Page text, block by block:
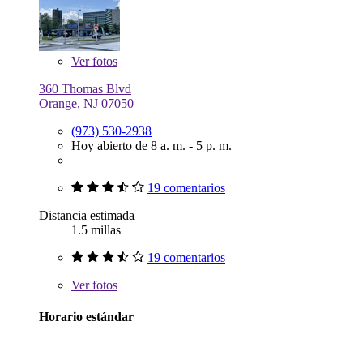
Verfotos
360 Thomas Blvd
Orange, NJ 07050
(973) 530-2938
Hoy abierto de 8 a. m. - 5 p. m.
19 comentarios
Distancia estimada
1.5 millas
19 comentarios
Verfotos
Horario estándar